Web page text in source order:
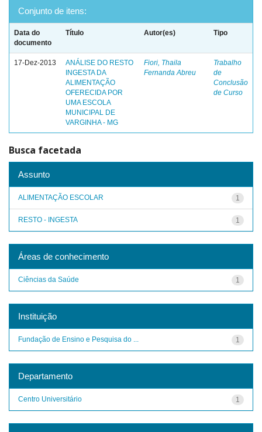
Conjunto de itens:
Data do
documento
Título Autor(es) Tipo
17-Dez-2013
ANÁLISE DO RESTO
INGESTA DA
ALIMENTAÇÃO
OFERECIDA POR
UMA ESCOLA
MUNICIPAL DE
VARGINHA - MG
Fiori, Thaila
Fernanda Abreu
Trabalho
de
Conclusão
de Curso
Busca facetada
Assunto
1
ALIMENTAÇÃO ESCOLAR
1
RESTO - INGESTA
Áreas de conhecimento
1
Ciências da Saúde
Instituição
1
Fundação de Ensino e Pesquisa do ...
Departamento
1
Centro Universitário